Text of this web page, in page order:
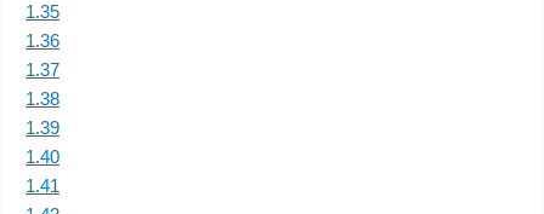
1.35
1.36
1.37
1.38
1.39
1.40
1.41